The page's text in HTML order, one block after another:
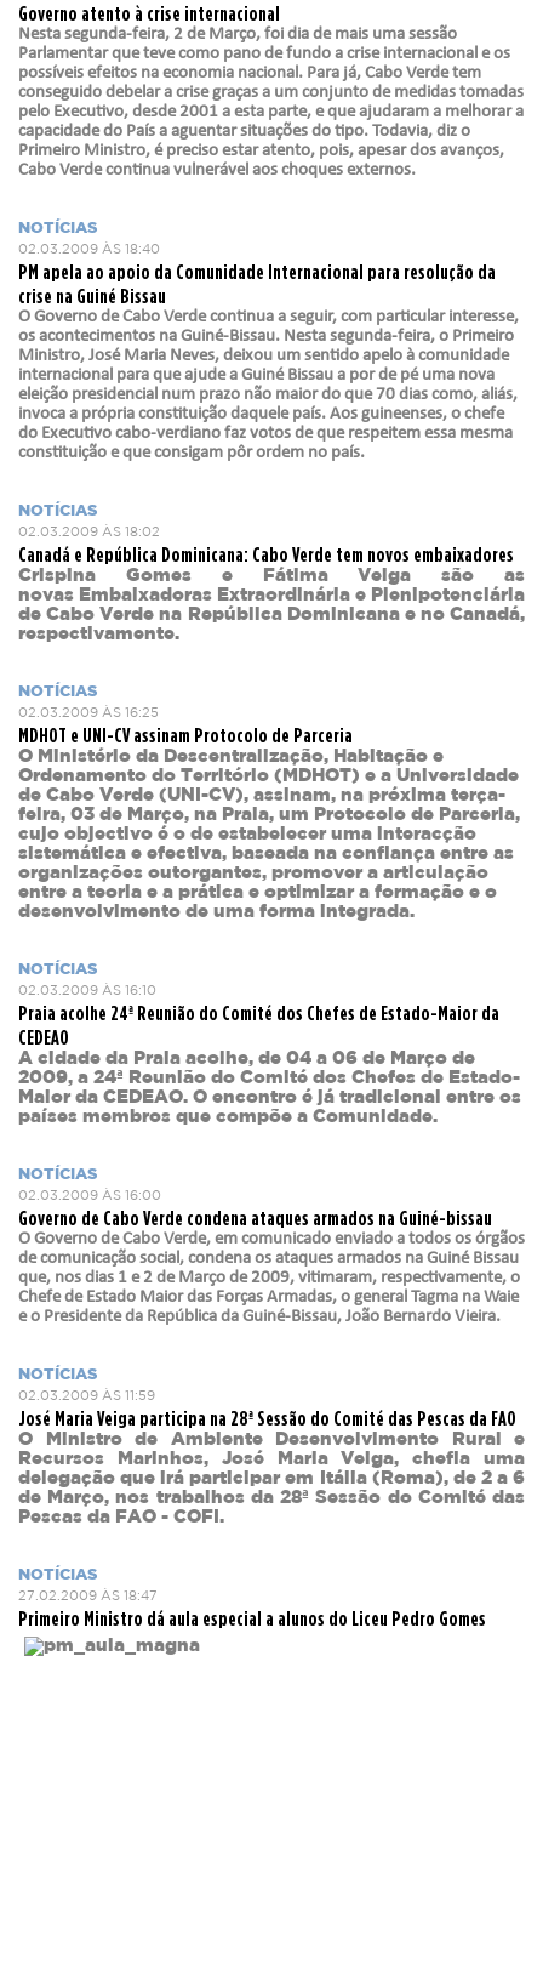
Governo atento à crise internacional
Nesta segunda-feira, 2 de Março, foi dia de mais uma sessão
Parlamentar que teve como pano de fundo a crise internacional e os
possíveis efeitos na economia nacional. Para já, Cabo Verde tem
conseguido debelar a crise graças a um conjunto de medidas tomadas
pelo Executivo, desde 2001 a esta parte, e que ajudaram a melhorar a
capacidade do País a aguentar situações do tipo. Todavia, diz o
Primeiro Ministro, é preciso estar atento, pois, apesar dos avanços,
Cabo Verde continua vulnerável aos choques externos.
NOTÍCIAS
02.03.2009 ÀS 18:40
PM apela ao apoio da Comunidade Internacional para resolução da
crise na Guiné Bissau
O Governo de Cabo Verde continua a seguir, com particular interesse,
os acontecimentos na Guiné-Bissau. Nesta segunda-feira, o Primeiro
Ministro, José Maria Neves, deixou um sentido apelo à comunidade
internacional para que ajude a Guiné Bissau a por de pé uma nova
eleição presidencial num prazo não maior do que 70 dias como, aliás,
invoca a própria constituição daquele país. Aos guineenses, o chefe
do Executivo cabo-verdiano faz votos de que respeitem essa mesma
constituição e que consigam pôr ordem no país.
NOTÍCIAS
02.03.2009 ÀS 18:02
Canadá e República Dominicana: Cabo Verde tem novos embaixadores
Crispina Gomes e Fátima Veiga são as
novas Embaixadoras Extraordinária e Plenipotenciária
de Cabo Verde na República Dominicana e no Canadá,
respectivamente.
NOTÍCIAS
02.03.2009 ÀS 16:25
MDHOT e UNI-CV assinam Protocolo de Parceria
O Ministério da Descentralização, Habitação e
Ordenamento do Território (MDHOT) e a Universidade
de Cabo Verde (UNI-CV), assinam, na próxima terça-
feira, 03 de Março, na Praia, um Protocolo de Parceria,
cujo objectivo é o de estabelecer uma interacção
sistemática e efectiva, baseada na confiança entre as
organizações outorgantes, promover a articulação
entre a teoria e a prática e optimizar a formação e o
desenvolvimento de uma forma integrada.
NOTÍCIAS
02.03.2009 ÀS 16:10
Praia acolhe 24ª Reunião do Comité dos Chefes de Estado-Maior da
CEDEAO
A cidade da Praia acolhe, de 04 a 06 de Março de
2009, a 24ª Reunião do Comité dos Chefes de Estado-
Maior da CEDEAO. O encontro é já tradicional entre os
países membros que compõe a Comunidade.
NOTÍCIAS
02.03.2009 ÀS 16:00
Governo de Cabo Verde condena ataques armados na Guiné-bissau
O Governo de Cabo Verde, em comunicado enviado a todos os órgãos
de comunicação social, condena os ataques armados na Guiné Bissau
que, nos dias 1 e 2 de Março de 2009, vitimaram, respectivamente, o
Chefe de Estado Maior das Forças Armadas, o general Tagma na Waie
e o Presidente da República da Guiné-Bissau, João Bernardo Vieira.
NOTÍCIAS
02.03.2009 ÀS 11:59
José Maria Veiga participa na 28ª Sessão do Comité das Pescas da FAO
O Ministro de Ambiente Desenvolvimento Rural e
Recursos Marinhos, José Maria Veiga, chefia uma
delegação que irá participar em Itália (Roma), de 2 a 6
de Março, nos trabalhos da 28ª Sessão do Comité das
Pescas da FAO - COFI.
NOTÍCIAS
27.02.2009 ÀS 18:47
Primeiro Ministro dá aula especial a alunos do Liceu Pedro Gomes